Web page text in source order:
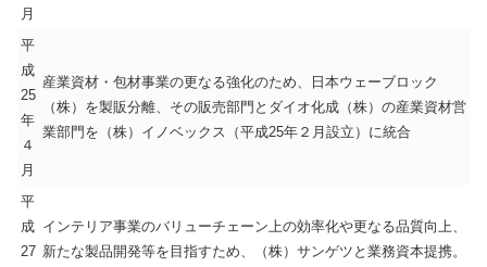
月
平
成
25
年
４
月
産業資材・包材事業の更なる強化のため、日本ウェーブロック
（株）を製販分離、その販売部門とダイオ化成（株）の産業資材営
業部門を（株）イノベックス（平成25年２月設立）に統合
平
成
27
インテリア事業のバリューチェーン上の効率化や更なる品質向上、
新たな製品開発等を目指すため、（株）サンゲツと業務資本提携。